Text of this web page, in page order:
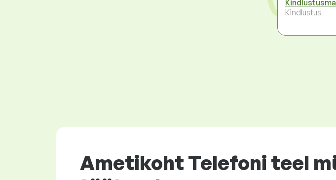
Kindlustus
Ametikoht Telefoni teel